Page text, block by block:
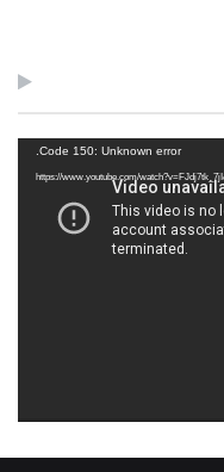
Code 150: Unknown error.